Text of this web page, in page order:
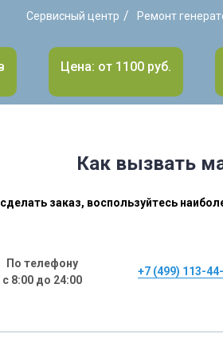
Сервисный центр / Ремонт
Цена: от 1100 руб.
Как вызвать
заказ, воспользуйтесь
По телефону
с 8:00 до 24:00
+7 (499) 113-